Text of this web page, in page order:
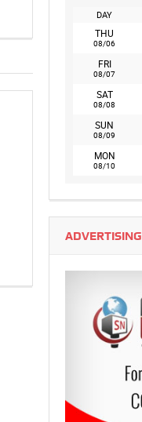
DAY
THU
08/06
FRI
08/07
SAT
08/08
SUN
08/09
MON
08/10
ADVERTISING